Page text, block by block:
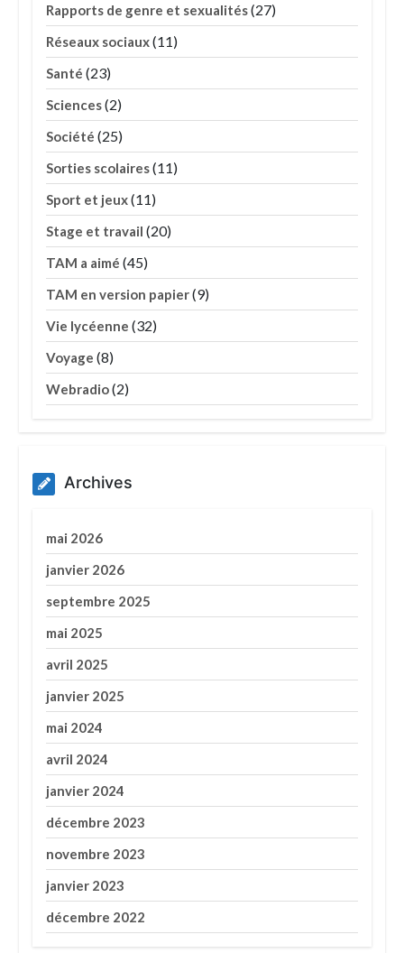
Rapports de genre et sexualités(27)
Réseaux sociaux(11)
Santé (23)
Sciences(2)
Société (25)
Sorties scolaires(11)
Sport et jeux(11)
Stage et travail (20)
TAM a aimé (45)
TAM en version papier(9)
Vie lycéenne (32)
Voyage (8)
Webradio(2)
Archives
mai 2026
janvier 2026
septembre 2025
mai 2025
avril 2025
janvier 2025
mai 2024
avril 2024
janvier 2024
décembre 2023
novembre 2023
janvier 2023
décembre 2022